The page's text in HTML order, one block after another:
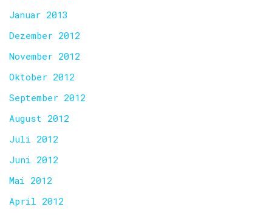
Januar 2013
Dezember 2012
November 2012
Oktober 2012
September 2012
August 2012
Juli 2012
Juni 2012
Mai 2012
April 2012